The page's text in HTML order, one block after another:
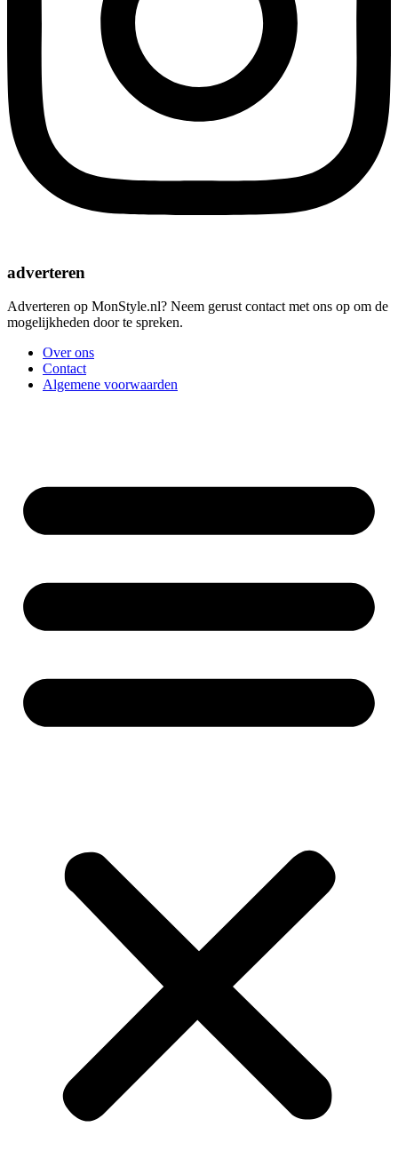
adverteren
Adverteren op MonStyle.nl? Neem gerust contact met ons op om de
mogelijkheden door te spreken.
Over ons
Contact
Algemene voorwaarden